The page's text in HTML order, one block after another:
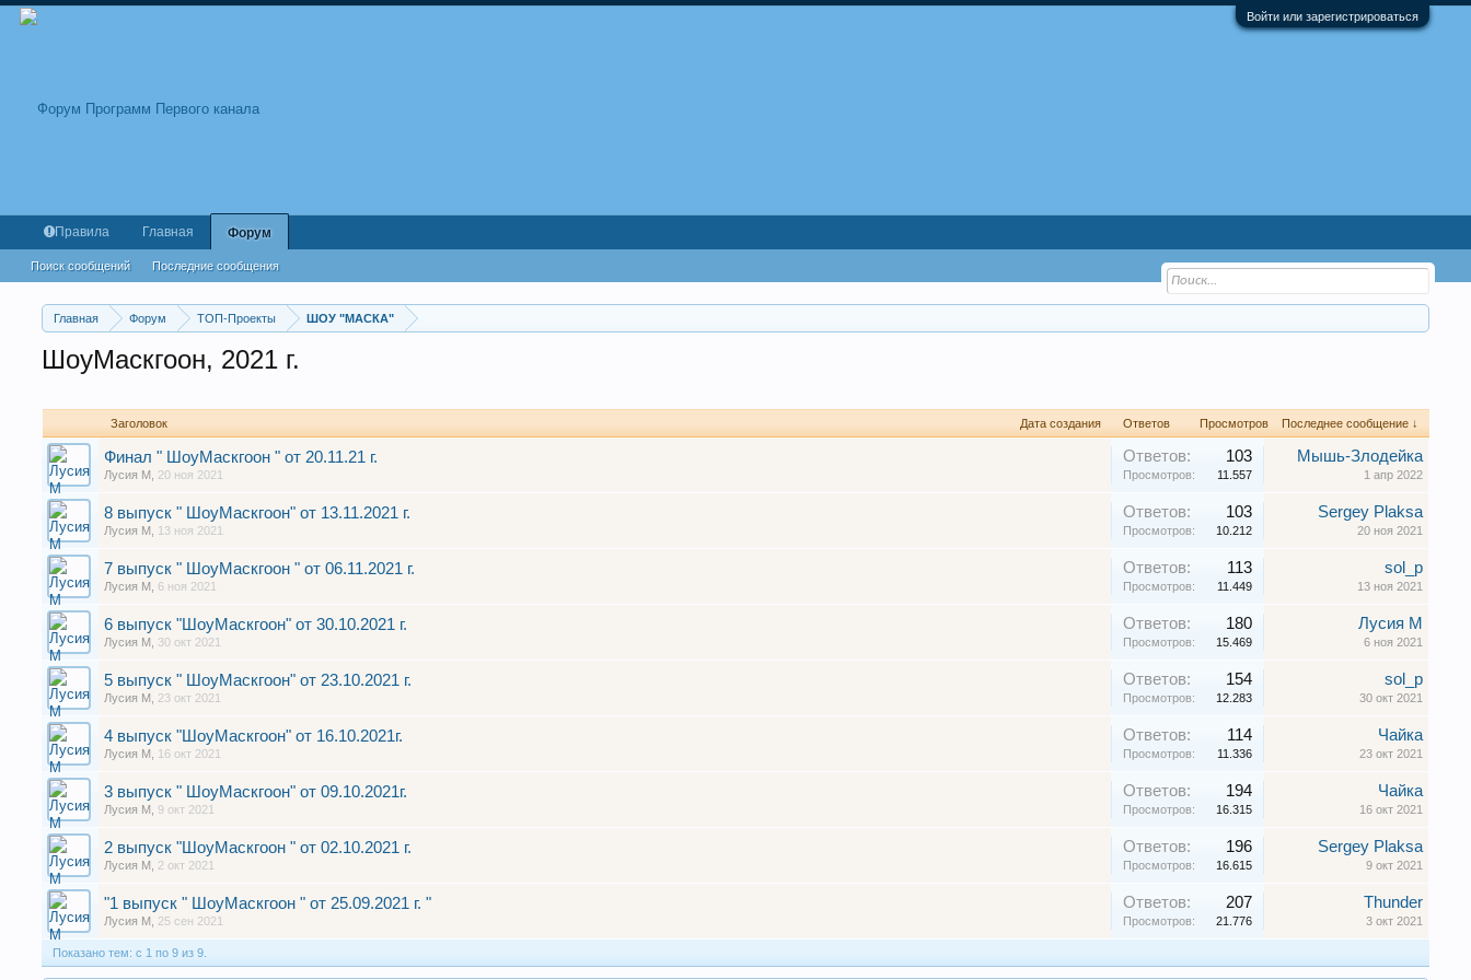
Войти или зарегистрироваться
Главная Форум ТОП-Проекты ШОУ "МАСКА"
ШоуМаскгоон, 2021 г.
Заголовок Дата создания Ответов Просмотров Последнее сообщение ↓
Финал " ШоуМаскгоон " от 20.11.21 г.
Лусия М 20 ноя 2021
Ответов: 103
Просмотров: 11.557
Мышь-Злодейка
1 апр 2022
8 выпуск " ШоуМаскгоон" от 13.11.2021 г.
Лусия М 13 ноя 2021
Ответов: 103
Просмотров: 10.212
Sergey Plaksa
20 ноя 2021
7 выпуск " ШоуМаскгоон " от 06.11.2021 г.
Лусия М 6 ноя 2021
Ответов: 113
Просмотров: 11.449
sol_p
13 ноя 2021
6 выпуск "ШоуМаскгоон" от 30.10.2021 г.
Лусия М 30 окт 2021
Ответов: 180
Просмотров: 15.469
Лусия М
6 ноя 2021
5 выпуск " ШоуМаскгоон" от 23.10.2021 г.
Лусия М 23 окт 2021
Ответов: 154
Просмотров: 12.283
sol_p
30 окт 2021
4 выпуск "ШоуМаскгоон" от 16.10.2021г.
Лусия М 16 окт 2021
Ответов: 114
Просмотров: 11.336
Чайка
23 окт 2021
3 выпуск " ШоуМаскгоон" от 09.10.2021г.
Лусия М 9 окт 2021
Ответов: 194
Просмотров: 16.315
Чайка
16 окт 2021
2 выпуск "ШоуМаскгоон " от 02.10.2021 г.
Лусия М 2 окт 2021
Ответов: 196
Просмотров: 16.615
Sergey Plaksa
9 окт 2021
"1 выпуск " ШоуМаскгоон " от 25.09.2021 г. "
Лусия М 25 сен 2021
Ответов: 207
Просмотров: 21.776
Thunder
3 окт 2021
Показано тем: с 1 по 9 из 9.
Правила Главная Форум
Поиск сообщений Последние сообщения